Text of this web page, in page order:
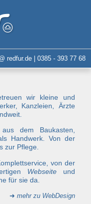
redfur.de | 0385 - 393 77 68
wir kleine und
Kanzleien, Ärzte
dem Baukasten,
Handwerk. Von der
zur Pflege.
von der
Webseiteund
für sie da.
➜ mehr zu WebDesign